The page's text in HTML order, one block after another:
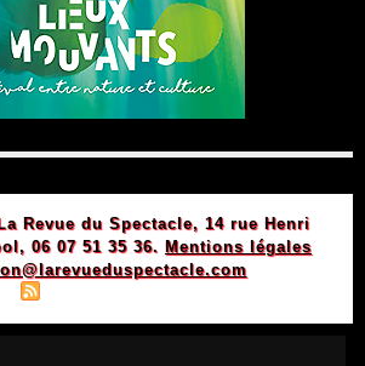
Revue du Spectacle, 14 rue Henri
06 07 51 35 36. Mentions légales